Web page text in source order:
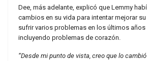
Dee, más adelante, explicó que Lemmy
cambios en su vida para intentar mejorar
sufrir varios problemas en los últimos años
incluyendo problemas de corazón.
“Desde mi punto de vista, creo que lo